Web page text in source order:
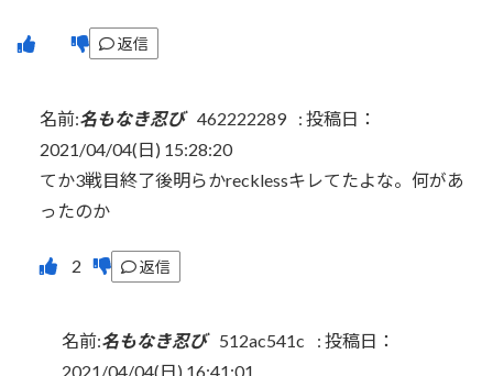
返信
名前:名もなき忍び 462222289 : 投稿日：
2021/04/04(日) 15:28:20
てか3戦目終了後明らかrecklessキレてたよな。何があ
ったのか
返信
名前:名もなき忍び 512ac541c : 投稿日：
2021/04/04(日) 16:41:01